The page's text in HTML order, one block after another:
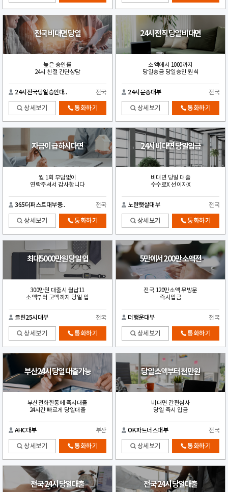
전국 비대면 당일
높은 승인률
24시 친절 간단상담
24시전국당일승인대.. 전국
상세보기 통화하기
24시 전직 당일 비대면
소액에서 1000까지
당일송금 당일승인 원칙
24시문종대부 전국
상세보기 통화하기
자금이 급하시다면
월 1회 부담없이
연락주셔서 감사합니다
365더퍼스트대부중.. 전국
상세보기 통화하기
24시 비대면 당일입금
비대면 당일 대출
수수료X 선이자X
노란햇살대부 전국
상세보기 통화하기
최대5000만원 당일 입
300만원 대출시 월납11
소액부터 고액까지 당일 입
클린25시대부 전국
상세보기 통화하기
5만에서 200만 소액전
전국 120만소액 무방문
즉시입금
더행운대부 전국
상세보기 통화하기
부산24시 당일 대출가능
부산전화한통에 즉시대출
24시간 빠르게 당일대출
AHC대부 부산
상세보기 통화하기
당일 소액부터 천만원
비대면 간편심사
당일 즉시 입금
OK파트너스대부 전국
상세보기 통화하기
전국 24시 당일대출 전국 24시 당일대출